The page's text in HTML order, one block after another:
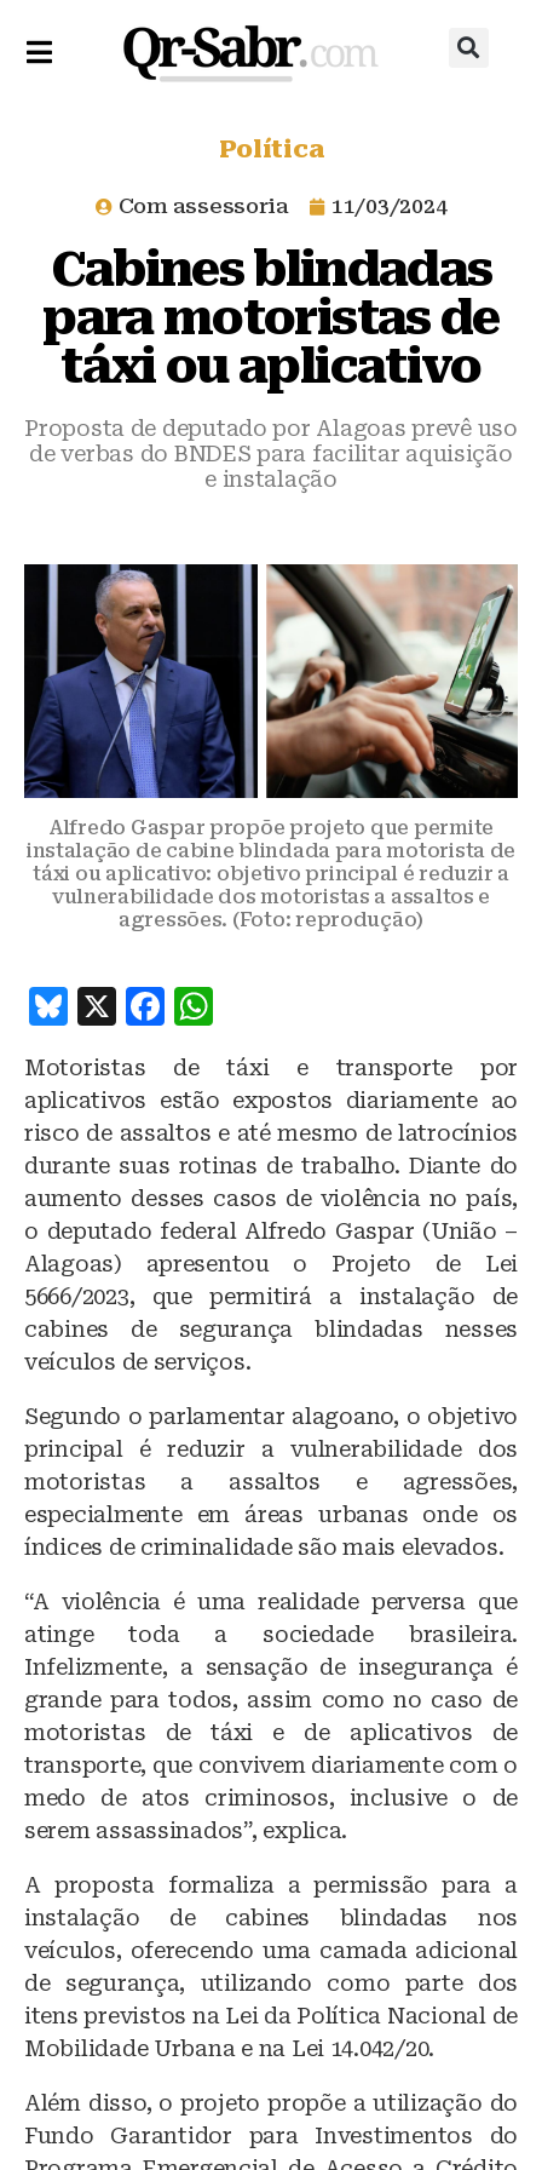
Política
Com assessoria 11/03/2024
Cabines blindadas
para motoristas de
táxi ou aplicativo
Proposta de deputado por Alagoas prevê uso
de verbas do BNDES para facilitar aquisição
e instalação
Alfredo Gaspar propõe projeto que permite
instalação de cabine blindada para motorista de
táxi ou aplicativo: objetivo principal é reduzir a
vulnerabilidade dos motoristas a assaltos e
agressões. (Foto: reprodução)
B
e
s
k
y
X
F
c
e
b
o
o
k
at
s
A
p
p
Motoristas de táxi e transporte por
aplicativos estão expostos diariamente ao
risco de assaltos e até mesmo de latrocínios
durante suas rotinas de trabalho. Diante do
aumento desses casos de violência no país,
o deputado federal Alfredo Gaspar (União –
Alagoas) apresentou o Projeto de Lei
5666/2023, que permitirá a instalação de
cabines de segurança blindadas nesses
veículos de serviços.
Segundo o parlamentar alagoano, o objetivo
principal é reduzir a vulnerabilidade dos
motoristas a assaltos e agressões,
especialmente em áreas urbanas onde os
índices de criminalidade são mais elevados.
“A violência é uma realidade perversa que
atinge toda a sociedade brasileira.
Infelizmente, a sensação de insegurança é
grande para todos, assim como no caso de
motoristas de táxi e de aplicativos de
transporte, que convivem diariamente com o
medo de atos criminosos, inclusive o de
serem assassinados”, explica.
A proposta formaliza a permissão para a
instalação de cabines blindadas nos
veículos, oferecendo uma camada adicional
de segurança, utilizando como parte dos
itens previstos na Lei da Política Nacional de
Mobilidade Urbana e na Lei 14.042/20.
Além disso, o projeto propõe a utilização do
Fundo Garantidor para Investimentos do